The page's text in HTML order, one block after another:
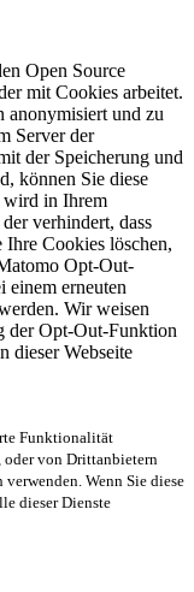
Open Source
mit Cookies arbeitet.
anonymisiert und zu
Server der
der Speicherung und
können Sie diese
wird in Ihrem
verhindert, dass
Ihre Cookies löschen,
Opt-Out-
einem erneuten
Wir weisen
der Opt-Out-Funktion
dieser Webseite
Funktionalität
oder von Drittanbietern
verwenden. Wenn Sie diese
dieser Dienste